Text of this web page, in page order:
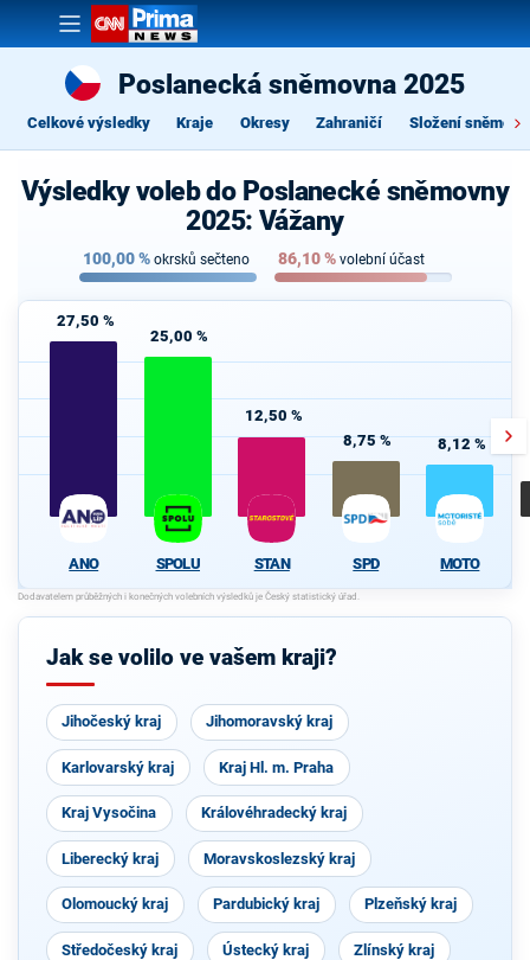
Poslanecká sněmovna 2025
Celkové výsledky Kraje Okresy Zahraničí Složení
Výsledky voleb do Poslanecké sněmovny
2025: Vážany
100,00% okrsků sečteno 86,10% volební účast
27,50 %
ANO
25,00 %
SPOLU
12,50 %
STAN
8,75 %
SPD
8,12 %
MOTO
Jak se volilo ve vašem kraji?
Jihočeský kraj Jihomoravský kraj
Karlovarský kraj Kraj Hl. m. Praha
Kraj Vysočina Královéhradecký kraj
Liberecký kraj Moravskoslezský kraj
Olomoucký kraj Pardubický kraj Plzeňský kraj
Středočeský kraj Ústecký kraj Zlínský kraj